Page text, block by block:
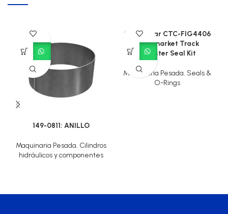
149-0811: ANILLO
Maquinaria Pesada, Cilindros
hidráulicos y componentes
Caterpillar CTC-FIG4406
Aftermarket Track
Adjuster Seal Kit
Maquinaria Pesada, Seals &
O-Rings